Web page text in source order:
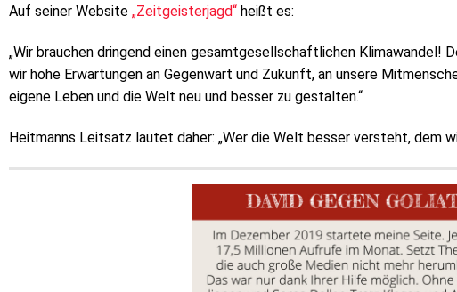
Auf seiner Website „Zeitgeisterjagd“ heißt es:
„Wir brauchen dringend einen gesamtgesellschaftlichen Klimawandel!
wir hohe Erwartungen an Gegenwart und Zukunft, an unsere
eigene Leben und die Welt neu und besser zu gestalten.“
Heitmanns Leitsatz lautet daher: „Wer die Welt besser versteht, dem